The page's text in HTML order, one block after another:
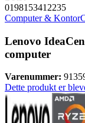
0198153412235
Computer & Kontor
Lenovo
computer
Varenummer:
Dette produkt er